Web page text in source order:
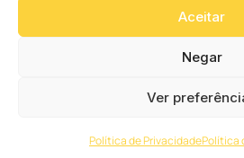
Aceitar
Negar
Ver
Política de PrivacidadePolítica
Palavra dos Bispos
por